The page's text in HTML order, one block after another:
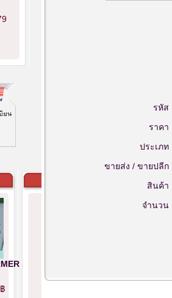
฿
รหัส
ราคา
ประเภท
ขายส่ง / ขายปลีก
สินค้า
จำนวน